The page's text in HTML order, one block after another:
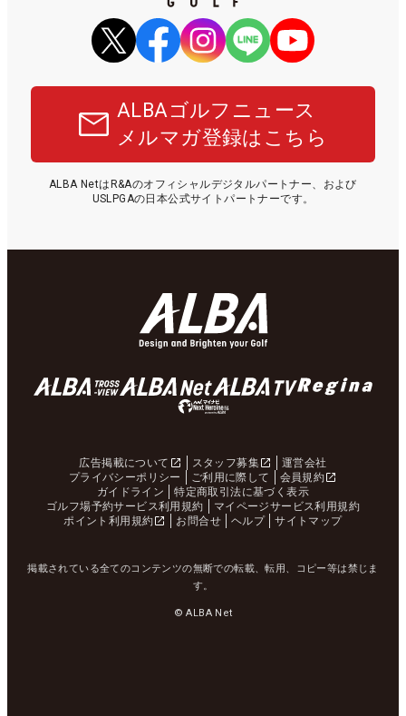
ALBAゴルフニュース
メルマガ登録はこちら
ALBA NetはR&Aのオフィシャルデジタルパートナー、および
USLPGAの日本公式サイトパートナーです。
広告掲載について スタッフ募集
運営会社
プライバシーポリシー
ご利用に際して
会員規約
ガイドライン
特定商取引法に基づく表示
ゴルフ場予約サービス利用規約
マイページサービス利用規約
ポイント利用規約
お問合せ ヘルプ サイトマップ
掲載されている全てのコンテンツの無断での転載、転用、コピー等は禁じま
す。
© ALBA Net